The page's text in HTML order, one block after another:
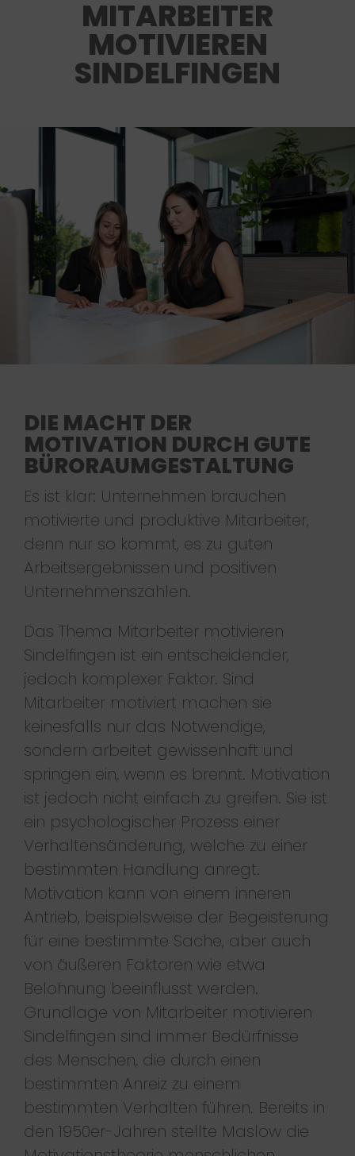
MITARBEITER
MOTIVIEREN
SINDELFINGEN
DIE MACHT DER
MOTIVATION DURCH GUTE
BÜRORAUMGESTALTUNG
Es ist klar: Unternehmen brauchen
motivierte und produktive Mitarbeiter,
denn nur so kommt, es zu guten
Arbeitsergebnissen und positiven
Unternehmenszahlen.
Das Thema Mitarbeiter motivieren
Sindelfingen ist ein entscheidender,
jedoch komplexer Faktor. Sind
Mitarbeiter motiviert machen sie
keinesfalls nur das Notwendige,
sondern arbeitet gewissenhaft und
springen ein, wenn es brennt. Motivation
ist jedoch nicht einfach zu greifen. Sie ist
ein psychologischer Prozess einer
Verhaltensänderung, welche zu einer
bestimmten Handlung anregt.
Motivation kann von einem inneren
Antrieb, beispielsweise der Begeisterung
für eine bestimmte Sache, aber auch
von äußeren Faktoren wie etwa
Belohnung beeinflusst werden.
Grundlage von Mitarbeiter motivieren
Sindelfingen sind immer Bedürfnisse
des Menschen, die durch einen
bestimmten Anreiz zu einem
bestimmten Verhalten führen. Bereits in
den 1950er-Jahren stellte Maslow die